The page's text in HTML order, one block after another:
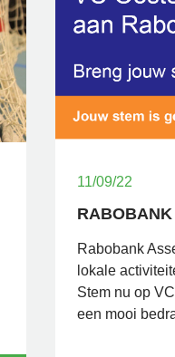
11/09/22
Rabobank
lokale
Stem nu op
een mooi